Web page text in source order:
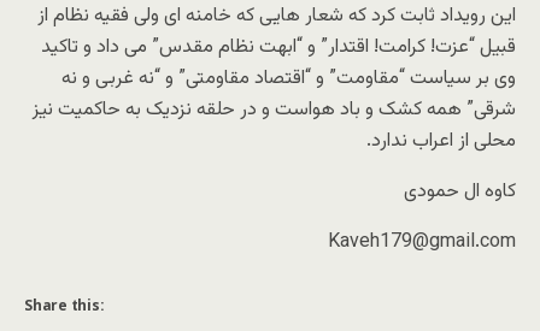
این رویداد ثابت کرد که شعار هایی که خامنه ای ولی فقیه نظام از
قبیل “عزت! کرامت! اقتدار” و “ابهت نظام مقدس” می داد و تاکید
وی بر سیاست “مقاومت” و “اقتصاد مقاومتی” و “نه غربی و نه
شرقی” همه کشک و باد هواست و در حلقه نزدیک به حاکمیت نیز
محلی از اعراب ندارد.
کاوه ال حمودی
Kaveh179@gmail.com
Share this: